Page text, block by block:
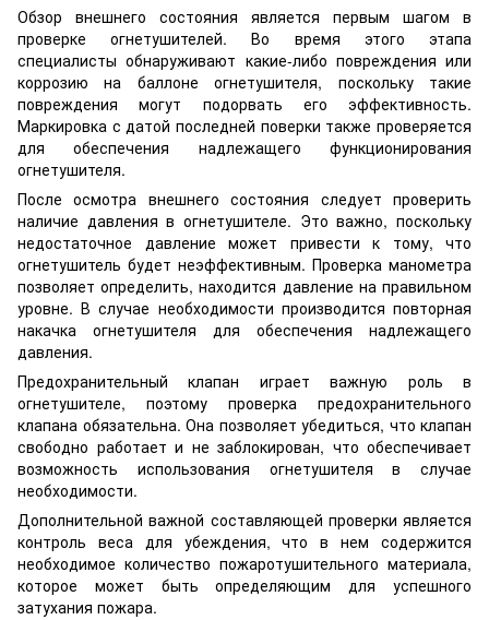
Обзор внешнего состояния является первым шагом в
проверке огнетушителей. Во время этого этапа
специалисты обнаруживают какие-либо повреждения или
коррозию на баллоне огнетушителя, поскольку такие
повреждения могут подорвать его эффективность.
Маркировка с датой последней поверки также проверяется
для обеспечения надлежащего функционирования
огнетушителя.
После осмотра внешнего состояния следует проверить
наличие давления в огнетушителе. Это важно, поскольку
недостаточное давление может привести к тому, что
огнетушитель будет неэффективным. Проверка манометра
позволяет определить, находится давление на правильном
уровне. В случае необходимости производится повторная
накачка огнетушителя для обеспечения надлежащего
давления.
Предохранительный клапан играет важную роль в
огнетушителе, поэтому проверка предохранительного
клапана обязательна. Она позволяет убедиться, что клапан
свободно работает и не заблокирован, что обеспечивает
возможность использования огнетушителя в случае
необходимости.
Дополнительной важной составляющей проверки является
контроль веса для убеждения, что в нем содержится
необходимое количество пожаротушительного материала,
которое может быть определяющим для успешного
затухания пожара.